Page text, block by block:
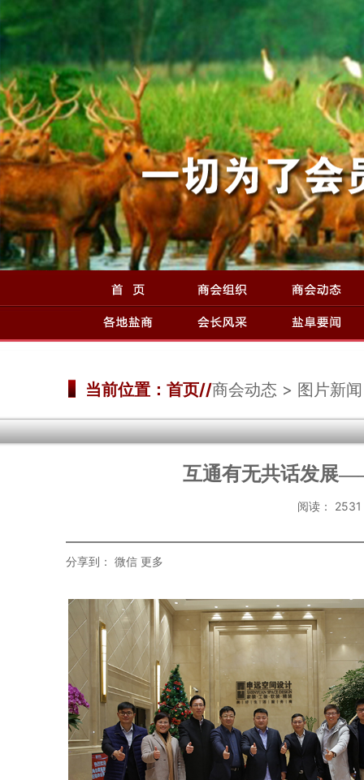
当前位置：首页//商会动态 > 图片新闻
互通有无共话发展
阅读：
分享到： 微信 更多